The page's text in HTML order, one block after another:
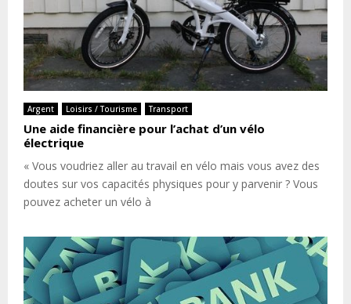
Argent Loisirs / Tourisme Transport
Une aide financière pour l’achat d’un vélo
électrique
« Vous voudriez aller au travail en vélo mais vous avez des
doutes sur vos capacités physiques pour y parvenir ? Vous
pouvez acheter un vélo à